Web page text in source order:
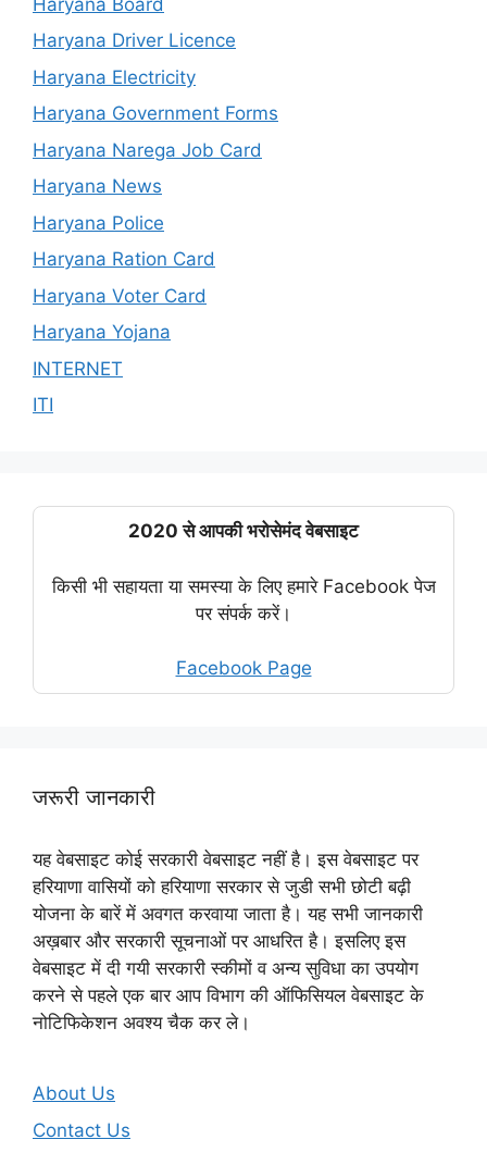
Haryana Driver Licence
Haryana Electricity
Haryana Government Forms
Haryana Narega Job Card
Haryana News
Haryana Police
Haryana Ration Card
Haryana Voter Card
Haryana Yojana
INTERNET
ITI
2020 से आपकी भरोसेमंद वेबसाइट
किसी भी सहायता या समस्या के लिए हमारे Facebook पेज
पर संपर्क करें।
Facebook Page
जरूरी जानकारी
यह वेबसाइट कोई सरकारी वेबसाइट नहीं है। इस वेबसाइट पर
हरियाणा वासियों को हरियाणा सरकार से जुडी सभी छोटी बढ़ी
योजना के बारें में अवगत करवाया जाता है। यह सभी जानकारी
अख़बार और सरकारी सूचनाओं पर आधरित है। इसलिए इस
वेबसाइट में दी गयी सरकारी स्कीमों व अन्य सुविधा का उपयोग
करने से पहले एक बार आप विभाग की ऑफिसियल वेबसाइट के
नोटिफिकेशन अवश्य चैक कर ले।
About Us
Contact Us